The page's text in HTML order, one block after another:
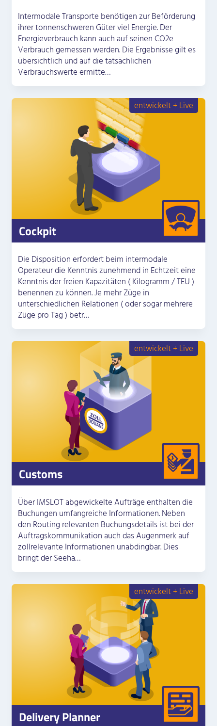
Intermodale Transporte benötigen zur Beförderung
ihrer tonnenschweren Güter viel Energie. Der
Energieverbrauch kann auch auf seinen CO2e
Verbrauch gemessen werden. Die Ergebnisse gilt es
übersichtlich und auf die tatsächlichen
Verbrauchswerte ermitte…
entwickelt + Live
Cockpit
Die Disposition erfordert beim intermodale
Operateur die Kenntnis zunehmend in Echtzeit eine
Kenntnis der freien Kapazitäten ( Kilogramm / TEU )
benennen zu können. Je mehr Züge in
unterschiedlichen Relationen ( oder sogar mehrere
Züge pro Tag ) betr…
entwickelt + Live
Customs
Über IMSLOT abgewickelte Aufträge enthalten die
Buchungen umfangreiche Informationen. Neben
den Routing relevanten Buchungsdetails ist bei der
Auftragskommunikation auch das Augenmerk auf
zollrelevante Informationen unabdingbar. Dies
bringt der Seeha…
entwickelt + Live
Delivery Planner